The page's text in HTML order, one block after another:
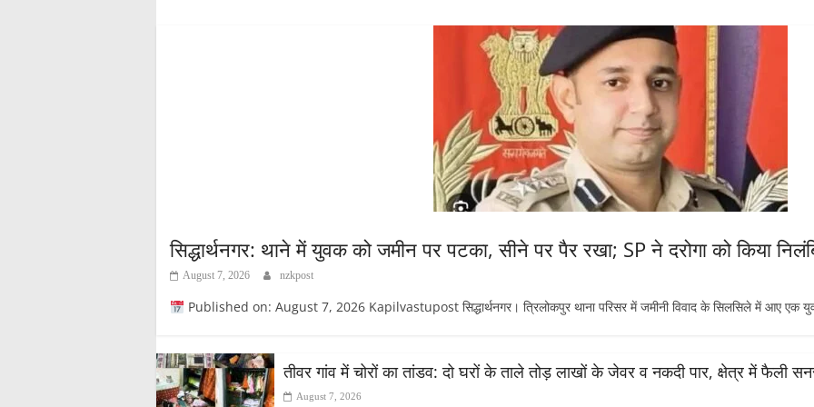
सिद्धार्थनगर: थाने में युवक को जमीन पर पटका, सीने पर पैर रखा; SP ने दरोगा को किया
August 7, 2026 nzkpost
Published on: August 7, 2026 Kapilvastupost सिद्धार्थनगर। त्रिलोकपुर थाना परिसर में जमीनी विवाद के सिलसिले में आए एक
तीवर गांव में चोरों का तांडव: दो घरों के ताले तोड़ लाखों के जेवर व नकदी पार, क्षेत्र में फैली
August 7, 2026